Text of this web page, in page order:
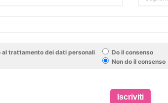
al trattamento dei dati personali
Do il consenso
Non do il consenso
Iscriviti